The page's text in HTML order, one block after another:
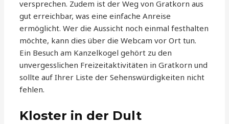
versprechen. Zudem ist der Weg von Gratkorn aus
gut erreichbar, was eine einfache Anreise
ermöglicht. Wer die Aussicht noch einmal festhalten
möchte, kann dies über die Webcam vor Ort tun.
Ein Besuch am Kanzelkogel gehört zu den
unvergesslichen Freizeitaktivitäten in Gratkorn und
sollte auf Ihrer Liste der Sehenswürdigkeiten nicht
fehlen.
Kloster in der Dult